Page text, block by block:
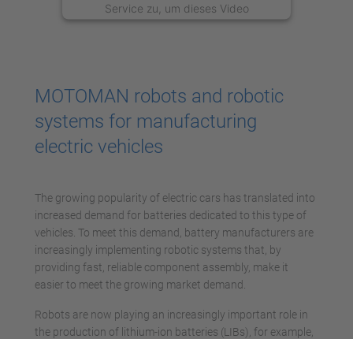
Service zu, um dieses Video
anzusehen.
powered by
Management Platform
MOTOMAN robots and robotic
systems for manufacturing
electric vehicles
The growing popularity of electric cars has translated into
increased demand for batteries dedicated to this type of
vehicles. To meet this demand, battery manufacturers are
increasingly implementing robotic systems that, by
providing fast, reliable component assembly, make it
easier to meet the growing market demand.
Robots are now playing an increasingly important role in
the production of lithium-ion batteries (LIBs), for example,